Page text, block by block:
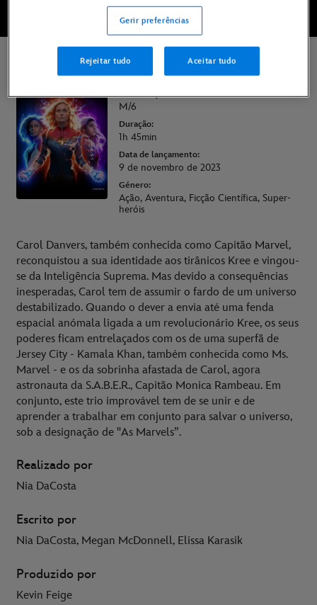
* Aplicam-se termos e condições | Planos a partir de apenas 6,99 € por mês
As Marvels
Classificação:
M/6
Duração:
1h 45min
Data de lançamento:
9 de novembro de 2023
Género:
Ação, Aventura, Ficção Científica, Super-
heróis
Carol Danvers, também conhecida como Capitão Marvel,
reconquistou a sua identidade aos tirânicos Kree e vingou-
se da Inteligência Suprema. Mas devido a consequências
inesperadas, Carol tem de assumir o fardo de um universo
destabilizado. Quando o dever a envia até uma fenda
espacial anómala ligada a um revolucionário Kree, os seus
poderes ficam entrelaçados com os de uma superfã de
Jersey City - Kamala Khan, também conhecida como Ms.
Marvel - e os da sobrinha afastada de Carol, agora
astronauta da S.A.B.E.R., Capitão Monica Rambeau. Em
conjunto, este trio improvável tem de se unir e de
aprender a trabalhar em conjunto para salvar o universo,
sob a designação de "As Marvels”.
Realizado por
Nia DaCosta
Escrito por
Nia DaCosta, Megan McDonnell, Elissa Karasik
Produzido por
Kevin Feige
Gerir preferências
Rejeitar tudo Aceitar tudo